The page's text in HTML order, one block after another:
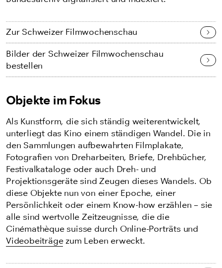
Zur Schweizer Filmwochenschau
Bilder der Schweizer Filmwochenschau
bestellen
Objekte im Fokus
Als Kunstform, die sich ständig weiterentwickelt,
unterliegt das Kino einem ständigen Wandel. Die in
den Sammlungen aufbewahrten Filmplakate,
Fotografien von Dreharbeiten, Briefe, Drehbücher,
Festivalkataloge oder auch Dreh- und
Projektionsgeräte sind Zeugen dieses Wandels. Ob
diese Objekte nun von einer Epoche, einer
Persönlichkeit oder einem Know-how erzählen – sie
alle sind wertvolle Zeitzeugnisse, die die
Cinémathèque suisse durch Online-Porträts und
Videobeiträgezum Leben erweckt.